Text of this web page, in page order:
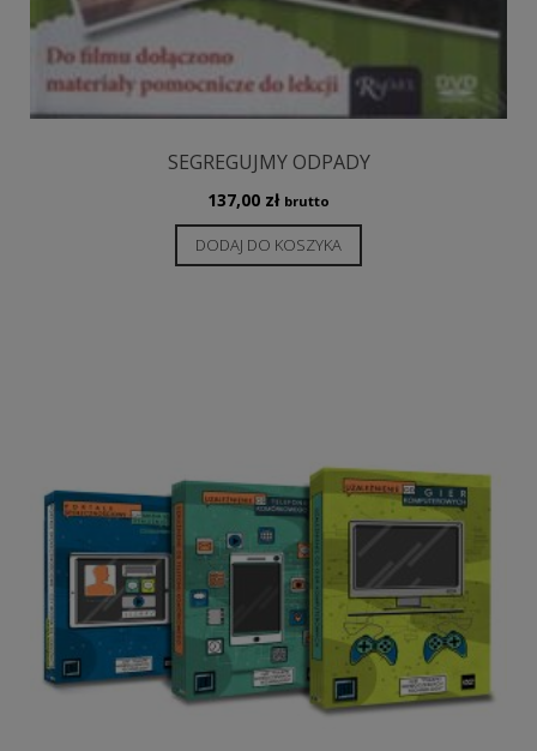
SEGREGUJMY ODPADY
137,00 zł brutto
DODAJ DO KOSZYKA